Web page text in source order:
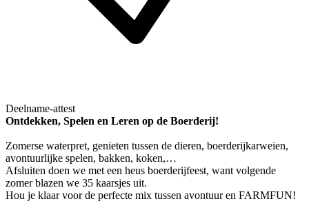
Deelname-attest
Ontdekken, Spelen en Leren op de Boerderij!
Zomerse waterpret, genieten tussen de dieren, boerderijkarweien,
avontuurlijke spelen, bakken, koken,…
Afsluiten doen we met een heus boerderijfeest, want volgende
zomer blazen we 35 kaarsjes uit.
Hou je klaar voor de perfecte mix tussen avontuur en FARMFUN!